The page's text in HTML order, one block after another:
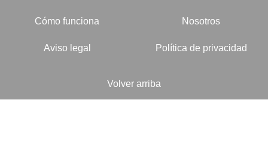
Cómo funciona Nosotros
Aviso legal Política de privacidad
Volver arriba